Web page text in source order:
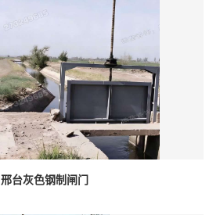
邢台灰色钢制闸门